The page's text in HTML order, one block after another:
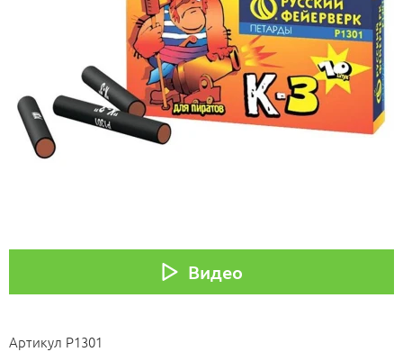
Видео
Артикул Р1301